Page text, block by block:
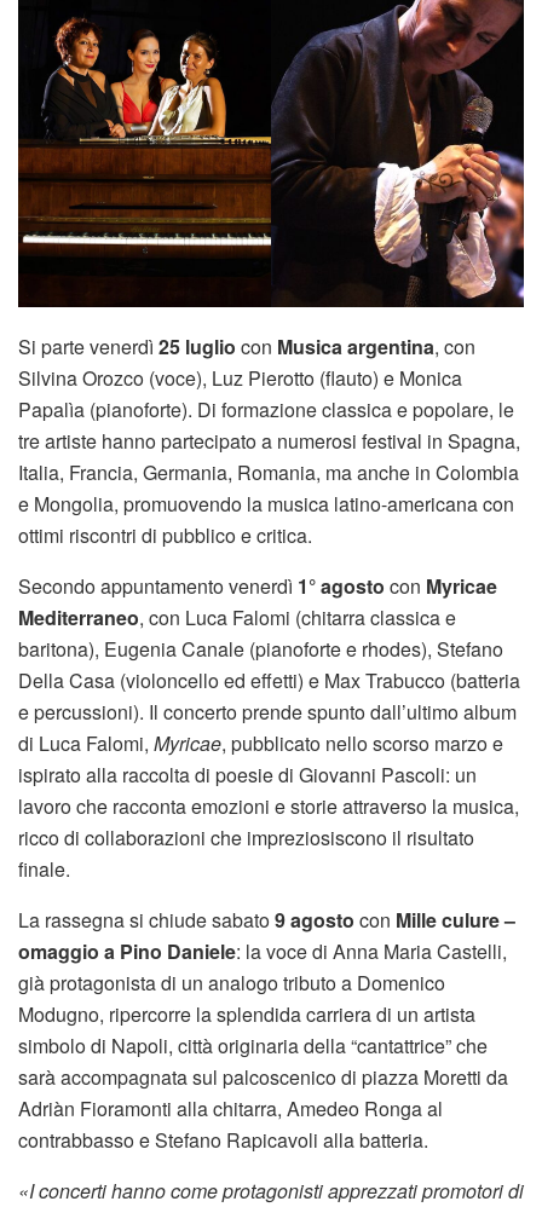
Si parte venerdì 25 luglio con Musica argentina, con
Silvina Orozco (voce), Luz Pierotto (flauto) e Monica
Papalìa (pianoforte). Di formazione classica e popolare, le
tre artiste hanno partecipato a numerosi festival in Spagna,
Italia, Francia, Germania, Romania, ma anche in Colombia
e Mongolia, promuovendo la musica latino-americana con
ottimi riscontri di pubblico e critica.
Secondo appuntamento venerdì 1° agosto con Myricae
Mediterraneo, con Luca Falomi (chitarra classica e
baritona), Eugenia Canale (pianoforte e rhodes), Stefano
Della Casa (violoncello ed effetti) e Max Trabucco (batteria
e percussioni). Il concerto prende spunto dall’ultimo album
di Luca Falomi, Myricae, pubblicato nello scorso marzo e
ispirato alla raccolta di poesie di Giovanni Pascoli: un
lavoro che racconta emozioni e storie attraverso la musica,
ricco di collaborazioni che impreziosiscono il risultato
finale.
La rassegna si chiude sabato9 agosto con Mille culure –
omaggio a Pino Daniele: la voce di Anna Maria Castelli,
già protagonista di un analogo tributo a Domenico
Modugno, ripercorre la splendida carriera di un artista
simbolo di Napoli, città originaria della “cantattrice” che
sarà accompagnata sul palcoscenico di piazza Moretti da
Adriàn Fioramonti alla chitarra, Amedeo Ronga al
contrabbasso e Stefano Rapicavoli alla batteria.
«I concerti hanno come protagonisti apprezzati promotori di